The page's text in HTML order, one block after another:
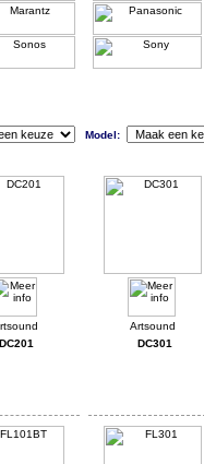
Model:
DC201 DC301